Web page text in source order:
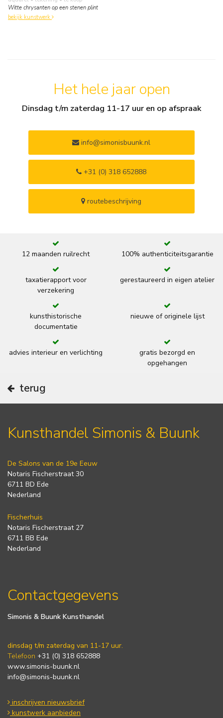
Witte chrysanten op een stenen plint
bekijk kunstwerk
Het hele jaar open
Dinsdag t/m zaterdag 11-17 uur en op afspraak
info@simonisbuunk.nl
+31 (0) 318 652888
routebeschrijving
12 maanden ruilrecht 100% authenticiteitsgarantie
taxatierapport voor
verzekering
gerestaureerd in eigen atelier
kunsthistorische
documentatie
nieuwe of originele lijst
advies interieur en verlichting
gratis bezorgd en
opgehangen
terug
Kunsthandel Simonis & Buunk
De Salons van de 19e Eeuw
Notaris Fischerstraat 30
6711 BD Ede
Nederland
Fischerhuis
Notaris Fischerstraat 27
6711 BB Ede
Nederland
Contactgegevens
Simonis & Buunk Kunsthandel
dinsdag t/m zaterdag van 11-17 uur.
Telefoon +31 (0) 318 652888
www.simonis-buunk.nl
info@simonis-buunk.nl
inschrijven nieuwsbrief
kunstwerk aanbieden